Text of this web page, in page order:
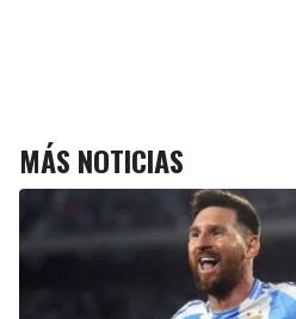
MÁS NOTICIAS